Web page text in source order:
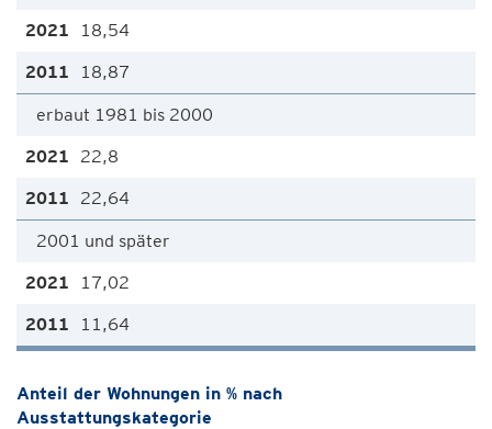
18,54
18,87
erbaut 1981 bis 2000
22,8
22,64
2001 und später
17,02
11,64
Anteil der Wohnungen in % nach
Ausstattungskategorie